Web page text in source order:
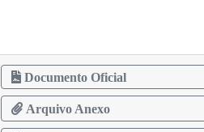
Documento Oficial
Arquivo Anexo